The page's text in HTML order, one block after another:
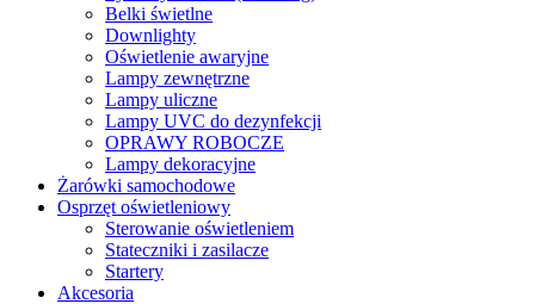
Belki świetlne
Downlighty
Oświetlenie awaryjne
Lampy zewnętrzne
Lampy uliczne
Lampy UVC do dezynfekcji
OPRAWY ROBOCZE
Lampy dekoracyjne
Żarówki samochodowe
Osprzęt oświetleniowy
Sterowanie oświetleniem
Stateczniki i zasilacze
Startery
Akcesoria